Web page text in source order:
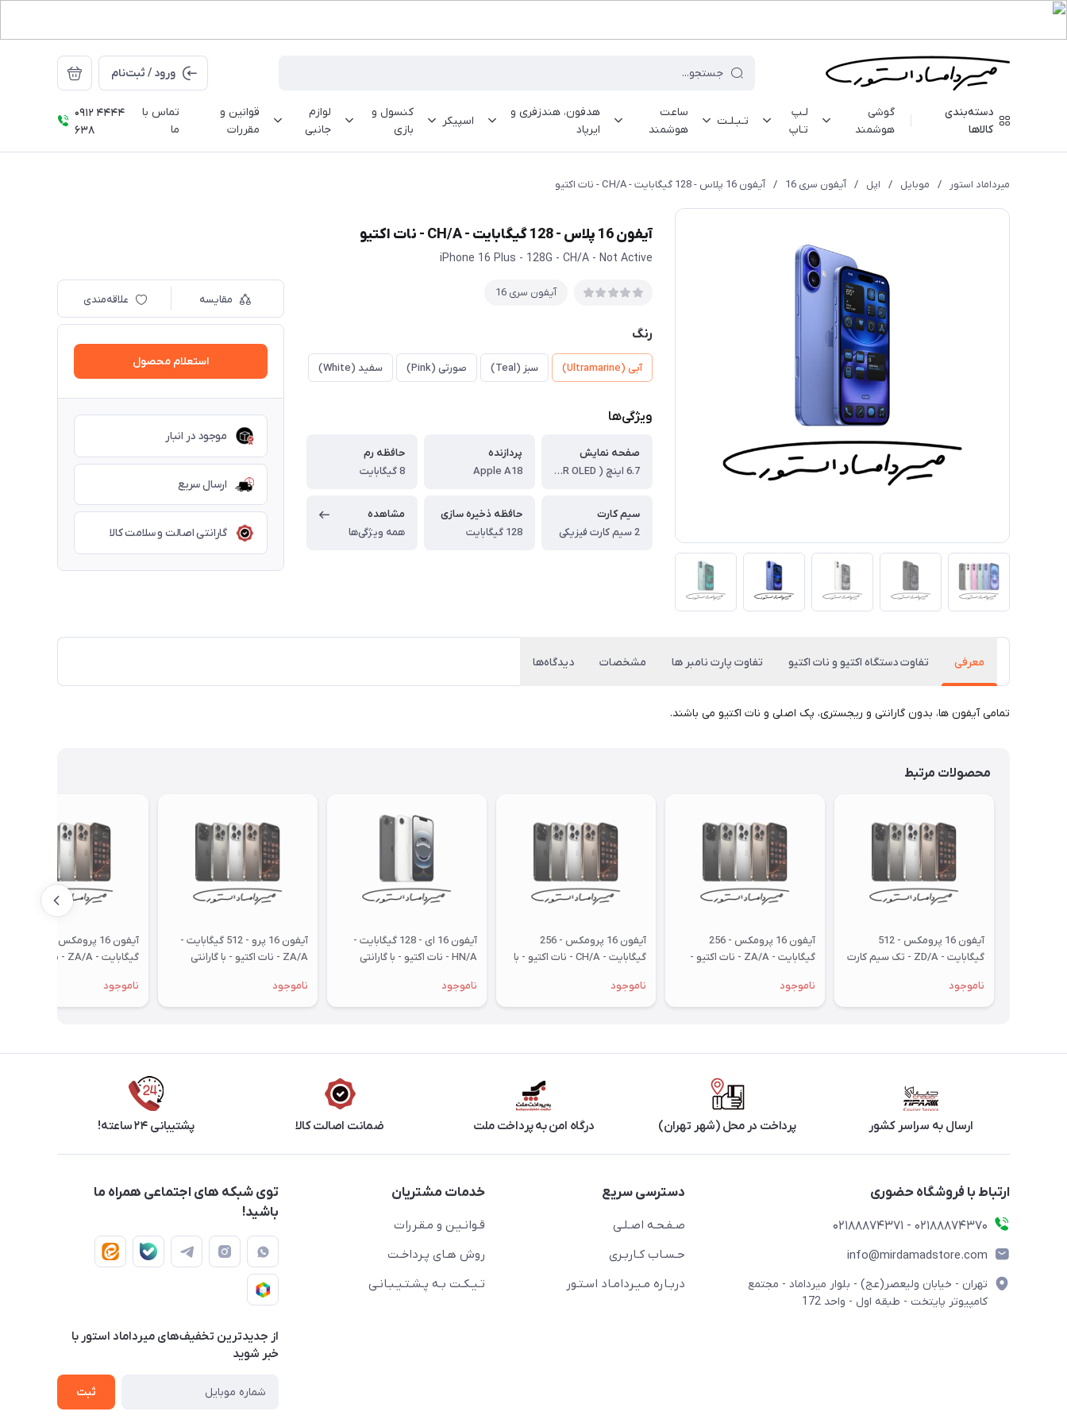
ورود / ثبت‌نام
دسته‌بندی
کالاها
گوشی
هوشمند
لـپ
تـاپ
تـبـلـت
ساعت
هوشمند
هدفون، هندزفری و
ایرپاد
اسپیکر
کنسول و
بازی
لوازم
جانبی
قوانین و
مقررات
تماس با
ما
0912 4444
638
میرداماد استور / موبایل / اپل / آیفون سری 16 / آیفون 16 پلاس - 128 گیگابایت - CH/A - نات اکتیو
آیفون 16 پلاس - 128 گیگابایت - CH/A - نات اکتیو
iPhone 16 Plus - 128G - CH/A - Not Active
آیفون سری 16
رنگ
آبی (Ultramarine) سبز (Teal) صورتی (Pink) سفید (White)
ویژگی‌ها
صفحه نمایش
6.7 اینچ ( Super Retina XDR OLED )
پردازنده
Apple A18
حافظه رم
8 گیگابایت
سیم کارت
2 سیم کارت فیزیکی
حافظه ذخیره سازی
128 گیگابایت
مشاهده
همه ویژگی‌ها
مقایسه علاقه‌مندی
استعلام محصول
موجود در انبار
ارسال سریع
گارانتی اصالت و سلامت کالا
معرفی تفاوت دستگاه اکتیو و نات اکتیو تفاوت پارت نامبر ها مشخصات دیدگاه‌ها
تمامی آیفون ها، بدون گارانتی و ریجستری، پک اصلی و نات اکتیو می باشند.
محصولات مرتبط
آیفون 16 پرومکس - 512
گیگابایت - ZD/A - تک سیم کارت
رجیستری
ناموجود
آیفون 16 پرومکس - 256
گیگابایت - ZA/A - نات اکتیو -
ناموجود
آیفون 16 پرومکس - 256
گیگابایت - CH/A - نات اکتیو - با
ناموجود
آیفون 16 ای - 128 گیگابایت -
HN/A - نات اکتیو - با گارانتی
ناموجود
آیفون 16 پرو - 512 گیگابایت -
ZA/A - نات اکتیو - با گارانتی
ناموجود
گیگابایت - ZA/A - نات اکتیو -
ناموجود
ارسال به سراسر کشور پرداخت در محل (شهر تهران) درگاه امن به پرداخت ملت ضمانت اصالت کالا پشتیبانی ۲۴ ساعته!
ارتباط با فروشگاه حضوری
02188874370 - 02188874371
info@mirdamadstore.com
تهران - خیابان ولیعصر(عج) - بلوار میرداماد - مجتمع
کامپیوتر پایتخت - طبقه اول - واحد 172
دسترسی سریع
صـفـحـه اصـلـی
حـسـاب کـاربـری
دربـاره مـیـردامـاد اسـتـور
خدمات مشتریان
قـوانـیـن و مـقـررات
روش هـای پـرداخـت
تـیـکـت بـه پـشـتـیـبـانـی
توی شبکه های اجتماعی همراه ما
باشید!
از جدید‌ترین تخفیف‌های میرداماد استور با‌
خبر شوید
ثبت